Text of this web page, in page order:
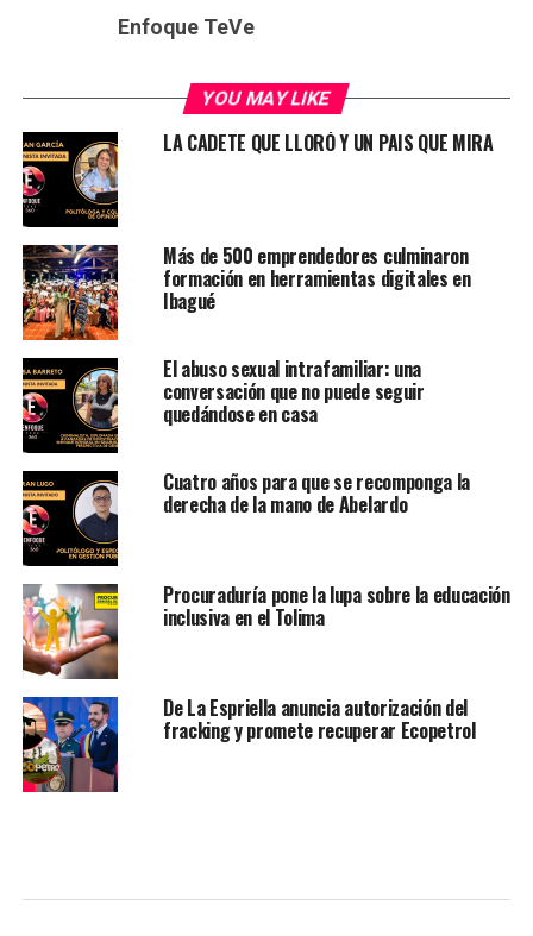
Enfoque TeVe
YOU MAY LIKE
LA CADETE QUE LLORÓ Y UN PAIS QUE MIRA
Más de 500 emprendedores culminaron
formación en herramientas digitales en
Ibagué
El abuso sexual intrafamiliar: una
conversación que no puede seguir
quedándose en casa
Cuatro años para que se recomponga la
derecha de la mano de Abelardo
Procuraduría pone la lupa sobre la educación
inclusiva en el Tolima
De La Espriella anuncia autorización del
fracking y promete recuperar Ecopetrol